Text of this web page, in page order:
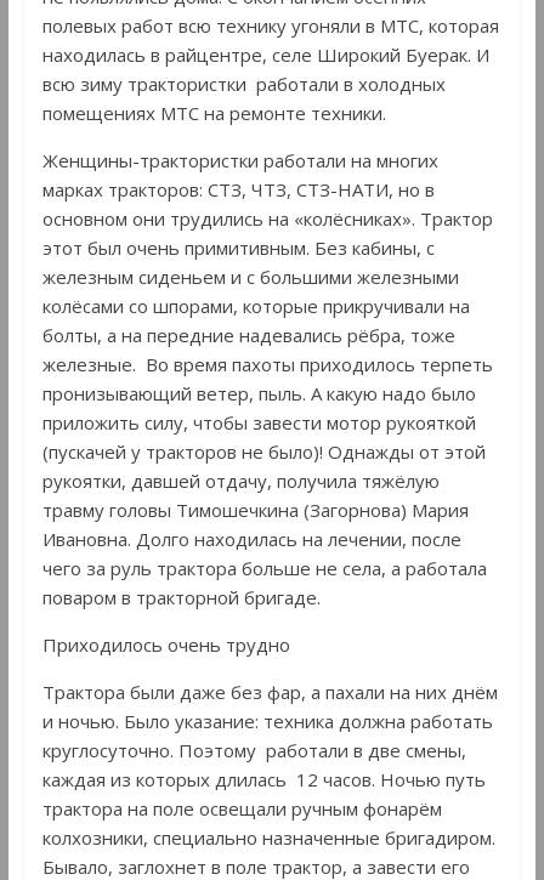
полевых работ всю технику угоняли в МТС, которая
находилась в райцентре, селе Широкий Буерак. И
всю зиму трактористки работали в холодных
помещениях МТС на ремонте техники.
Женщины-трактористки работали на многих
марках тракторов: СТЗ, ЧТЗ, СТЗ-НАТИ, но в
основном они трудились на «колёсниках». Трактор
этот был очень примитивным. Без кабины, с
железным сиденьем и с большими железными
колёсами со шпорами, которые прикручивали на
болты, а на передние надевались рёбра, тоже
железные. Во время пахоты приходилось терпеть
пронизывающий ветер, пыль. А какую надо было
приложить силу, чтобы завести мотор рукояткой
(пускачей у тракторов не было)! Однажды от этой
рукоятки, давшей отдачу, получила тяжёлую
травму головы Тимошечкина (Загорнова) Мария
Ивановна. Долго находилась на лечении, после
чего за руль трактора больше не села, а работала
поваром в тракторной бригаде.
Приходилось очень трудно
Трактора были даже без фар, а пахали на них днём
и ночью. Было указание: техника должна работать
круглосуточно. Поэтому работали в две смены,
каждая из которых длилась 12 часов. Ночью путь
трактора на поле освещали ручным фонарём
колхозники, специально назначенные бригадиром.
Бывало, заглохнет в поле трактор, а завести его